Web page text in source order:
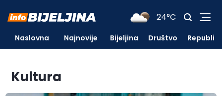
24°C
Naslovna Najnovije Bijeljina Društvo
Kultura